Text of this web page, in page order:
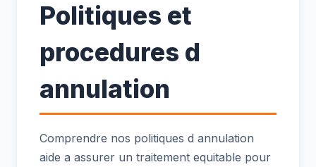
Politiques et
procedures d
annulation
Comprendre nos politiques d annulation
aide a assurer un traitement equitable pour